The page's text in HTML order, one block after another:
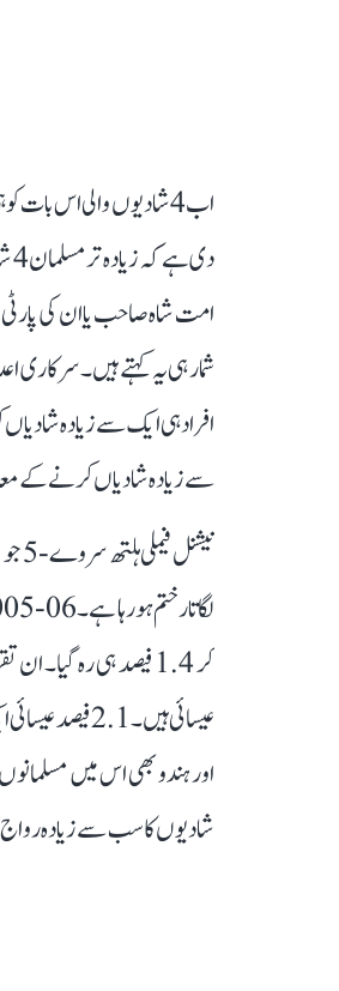
اب 4 شادیوں والی اس
امت شاہ صاحب یا ان کی
سے زیادہ شادیاں کرنے کے
کر 1.4 فیصد ہی رہ
شادیوں کا سب سے زیادہ رواج